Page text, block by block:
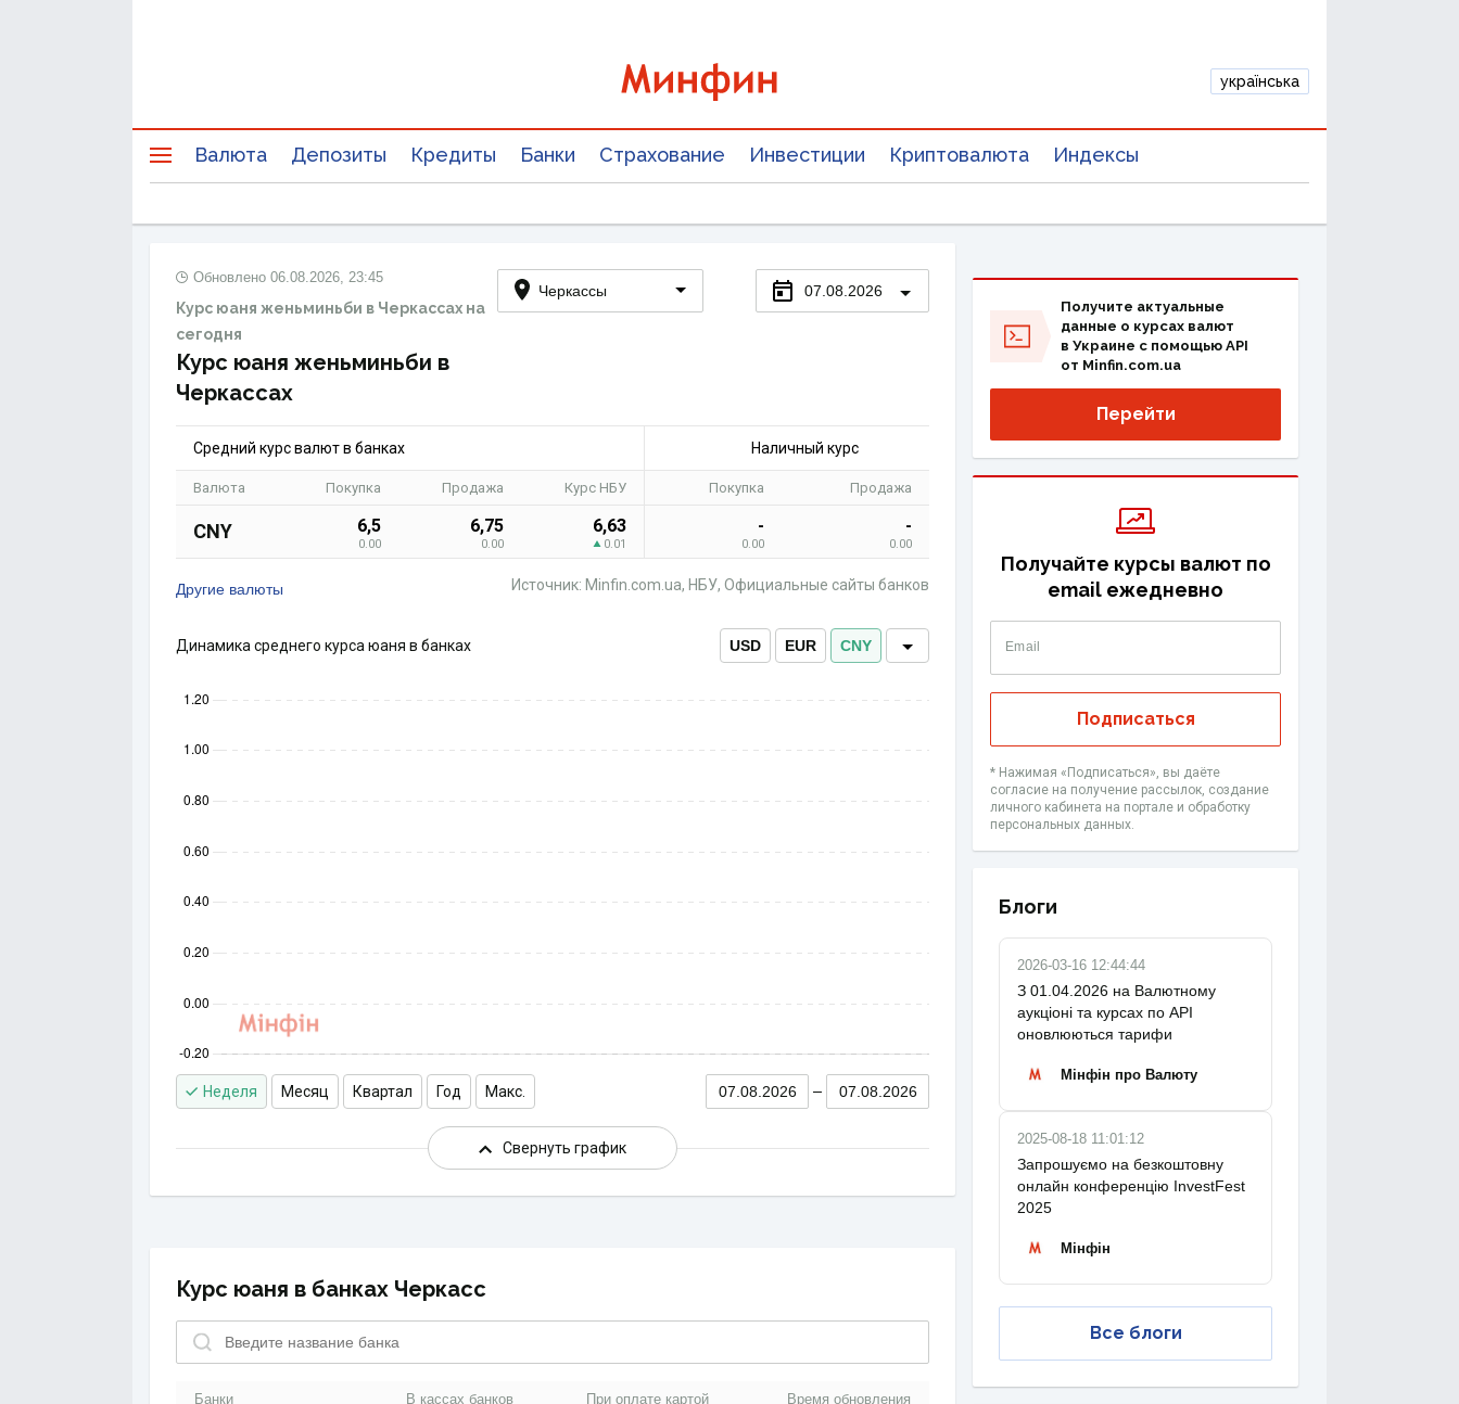
українська
Валюта Депозиты Кредиты Банки Страхование Инвестиции Криптовалюта Индексы
Обновлено 06.08.2026, 23:45
Курс юаня женьминьби в Черкассах на
сегодня
Курс юаня женьминьби в
Черкассах
Черкассы 07.08.2026
Средний курс валют в банках
Валюта Покупка Продажа Курс НБУ
CNY 6,5
0.00
6,75
0.00
6,63
0.01
Наличный курс
Покупка Продажа
-
0.00
-
0.00
Другие валюты Источник: Minfin.com.ua, НБУ, Официальные сайты банков
Динамика среднего курса юаня в банках USD EUR CNY
Неделя Месяц Квартал Год Макс. 07.08.2026 07.08.2026
Свернуть график
Курс юаня в банках Черкасс
Банки В кассах банков При оплате картой Время обновления
Получите актуальные
данные о курсах валют
в Украине с помощью API
от Minfin.com.ua
Перейти
Получайте курсы валют по
email ежедневно
Email
Подписаться
* Нажимая «‎Подписаться», вы даёте
согласие на получение рассылок, создание
личного кабинета на портале и обработку
персональных данных.
Блоги
2026-03-16 12:44:44
З 01.04.2026 на Валютному
аукціоні та курсах по API
оновлюються тарифи
Мінфін про Валюту
2025-08-18 11:01:12
Запрошуємо на безкоштовну
онлайн конференцію InvestFest
2025
Мінфін
Все блоги